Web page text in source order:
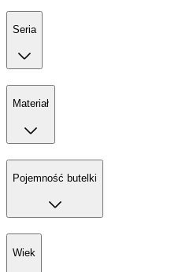
Seria
Materiał
Pojemność butelki
Wiek